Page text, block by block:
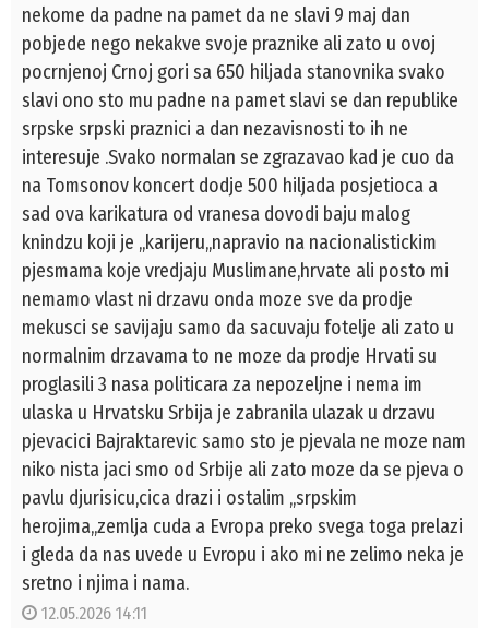
nekome da padne na pamet da ne slavi 9 maj dan
pobjede nego nekakve svoje praznike ali zato u ovoj
pocrnjenoj Crnoj gori sa 650 hiljada stanovnika svako
slavi ono sto mu padne na pamet slavi se dan republike
srpske srpski praznici a dan nezavisnosti to ih ne
interesuje .Svako normalan se zgrazavao kad je cuo da
na Tomsonov koncert dodje 500 hiljada posjetioca a
sad ova karikatura od vranesa dovodi baju malog
knindzu koji je ,,karijeru,,napravio na nacionalistickim
pjesmama koje vredjaju Muslimane,hrvate ali posto mi
nemamo vlast ni drzavu onda moze sve da prodje
mekusci se savijaju samo da sacuvaju fotelje ali zato u
normalnim drzavama to ne moze da prodje Hrvati su
proglasili 3 nasa politicara za nepozeljne i nema im
ulaska u Hrvatsku Srbija je zabranila ulazak u drzavu
pjevacici Bajraktarevic samo sto je pjevala ne moze nam
niko nista jaci smo od Srbije ali zato moze da se pjeva o
pavlu djurisicu,cica drazi i ostalim ,,srpskim
herojima,,zemlja cuda a Evropa preko svega toga prelazi
i gleda da nas uvede u Evropu i ako mi ne zelimo neka je
sretno i njima i nama.
12.05.2026 14:11